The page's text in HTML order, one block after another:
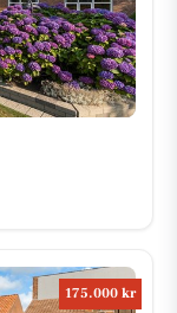
175.000 kr